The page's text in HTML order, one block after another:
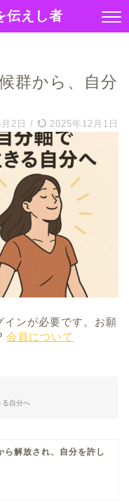
伝えし者
群から、自分
2日 / 2025年12月1日
インが必要です。お願
会員について
る自分へ
ら解放され、自分を許し